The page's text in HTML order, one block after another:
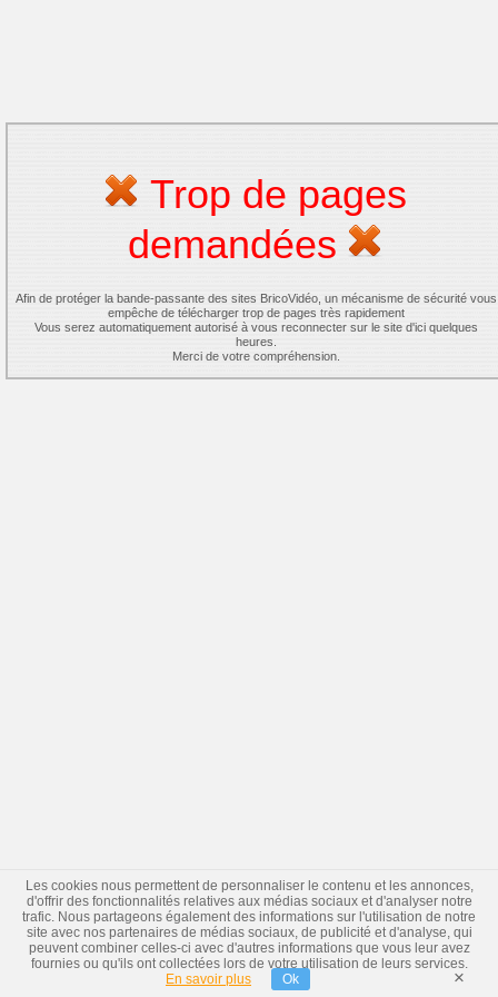
Trop de pages
demandées
Afin de protéger la bande-passante des sites BricoVidéo, un mécanisme de sécurité vous
empêche de télécharger trop de pages très rapidement
Vous serez automatiquement autorisé à vous reconnecter sur le site d'ici quelques
heures.
Merci de votre compréhension.
Les cookies nous permettent de personnaliser le contenu et les annonces,
d'offrir des fonctionnalités relatives aux médias sociaux et d'analyser notre
trafic. Nous partageons également des informations sur l'utilisation de notre
site avec nos partenaires de médias sociaux, de publicité et d'analyse, qui
peuvent combiner celles-ci avec d'autres informations que vous leur avez
fournies ou qu'ils ont collectées lors de votre utilisation de leurs services.
En savoir plus
Ok ×